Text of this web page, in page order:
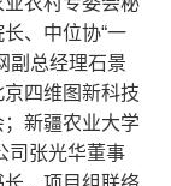
、中位协“一
副总经理石景
四维图新科技
新疆农业大学
司张光华董事